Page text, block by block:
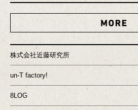
株式会社近藤研究所
un-T factory!
8LOG